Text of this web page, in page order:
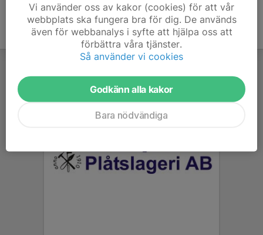
Vi använder oss av kakor (cookies) för att vår
webbplats ska fungera bra för dig. De används
även för webbanalys i syfte att hjälpa oss att
förbättra våra tjänster.
Så använder vi cookies
Godkänn alla kakor
Bara nödvändiga